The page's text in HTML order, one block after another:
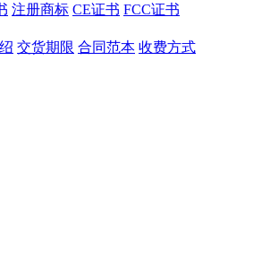
注册商标 CE证书 FCC证书
交货期限 合同范本 收费方式